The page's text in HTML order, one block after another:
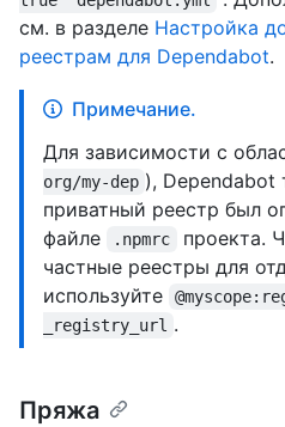
см. в разделе Настройка
реестрам для Dependabot.
Примечание.
Для зависимости с
org/my-dep ), Dependabot
приватный реестр был
файле
.npmrc
проекта.
частные реестры для
используйте
_registry_url .
Пряжа